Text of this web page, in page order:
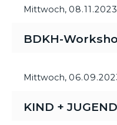
Mittwoch, 08.11.2023
BDKH-
Mittwoch,
KIND +